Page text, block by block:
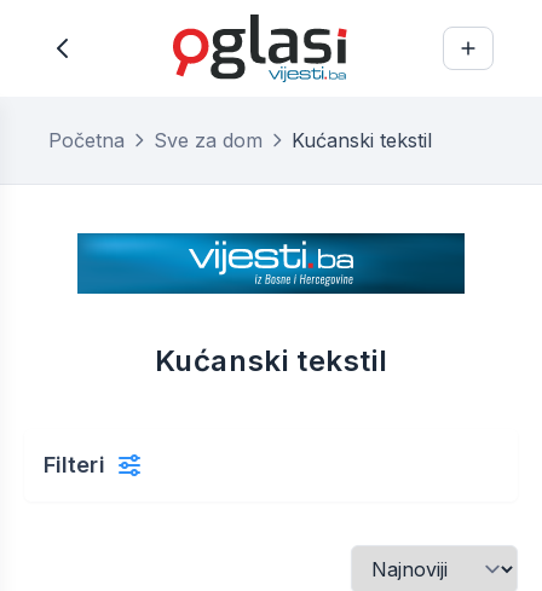
Početna Sve za dom Kućanski tekstil
Kućanski tekstil
Filteri